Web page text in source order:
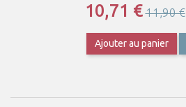
10,71 €11,90 €
Ajouter au panier